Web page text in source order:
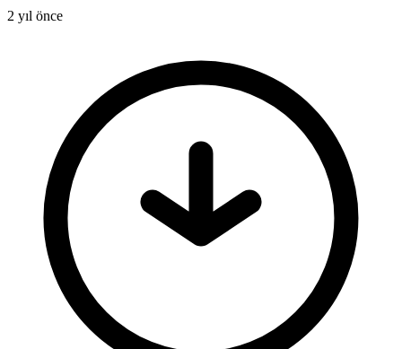
2 yıl önce